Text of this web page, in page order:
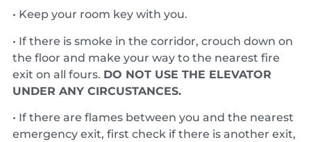
• Keep your room key with you.
• If there is smoke in the corridor, crouch down on
the floor and make your way to the nearest fire
exit on all fours. DO NOT USE THE ELEVATOR
UNDER ANY CIRCUSTANCES.
• If there are flames between you and the nearest
emergency exit, first check if there is another exit,